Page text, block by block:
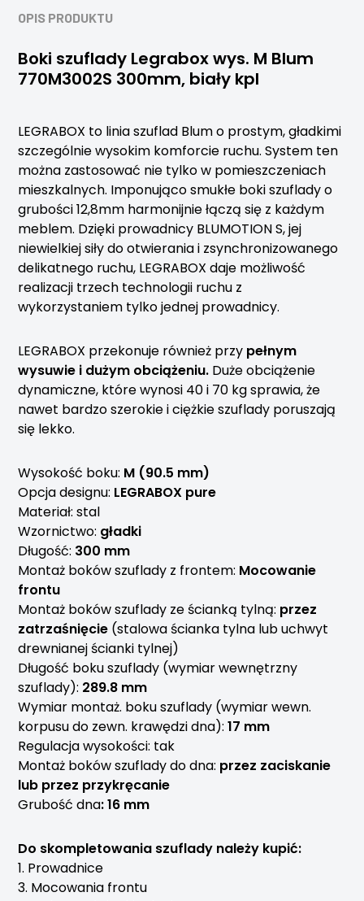
OPIS PRODUKTU
Boki szuflady Legrabox wys. M Blum
770M3002S 300mm, biały kpl
LEGRABOX to linia szuflad Blum o prostym, gładkimi
szczególnie wysokim komforcie ruchu. System ten
można zastosować nie tylko w pomieszczeniach
mieszkalnych. Imponująco smukłe boki szuflady o
grubości 12,8mm harmonijnie łączą się z każdym
meblem. Dzięki prowadnicy BLUMOTION S, jej
niewielkiej siły do otwierania i zsynchronizowanego
delikatnego ruchu, LEGRABOX daje możliwość
realizacji trzech technologii ruchu z
wykorzystaniem tylko jednej prowadnicy.
LEGRABOX przekonuje również przy pełnym
wysuwie i dużym obciążeniu. Duże obciążenie
dynamiczne, które wynosi 40 i 70 kg sprawia, że
nawet bardzo szerokie i ciężkie szuflady poruszają
się lekko.
Wysokość boku: M (90.5 mm)
Opcja designu: LEGRABOX pure
Materiał: stal
Wzornictwo: gładki
Długość: 300 mm
Montaż boków szuflady z frontem: Mocowanie
frontu
Montaż boków szuflady ze ścianką tylną: przez
zatrzaśnięcie (stalowa ścianka tylna lub uchwyt
drewnianej ścianki tylnej)
Długość boku szuflady (wymiar wewnętrzny
szuflady): 289.8 mm
Wymiar montaż. boku szuflady (wymiar wewn.
korpusu do zewn. krawędzi dna):17 mm
Regulacja wysokości: tak
Montaż boków szuflady do dna: przez zaciskanie
lub przez przykręcanie
Grubość dna: 16 mm
Do skompletowania szuflady należy kupić:
1. Prowadnice
3. Mocowania frontu